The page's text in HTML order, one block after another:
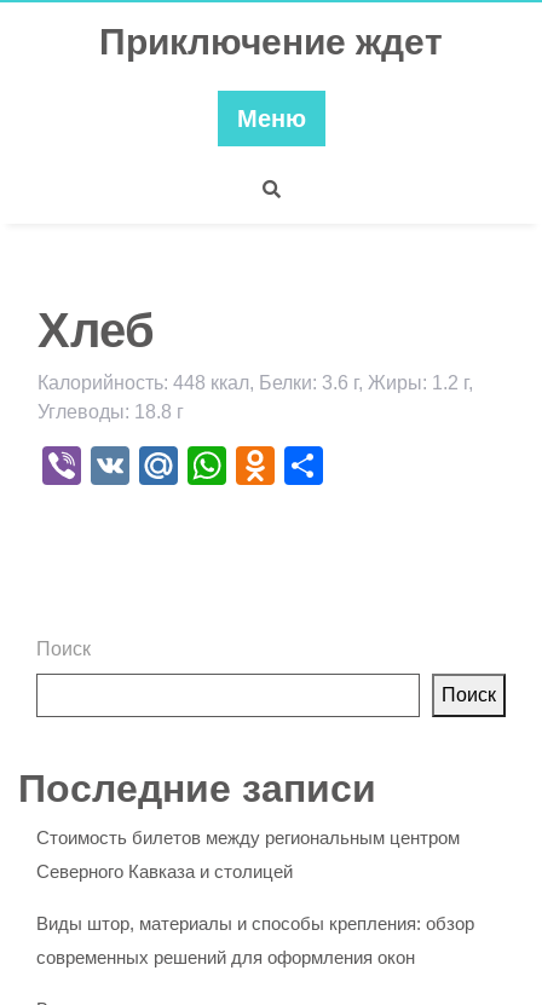
Приключение ждет
Меню
Хлеб
Калорийность: 448 ккал, Белки: 3.6 г, Жиры: 1.2 г,
Углеводы: 18.8 г
Viber
VK Mail.Ru
WhatsApp
Odnoklassniki
Поиск
Поиск
Последние записи
Стоимость билетов между региональным центром
Северного Кавказа и столицей
Виды штор, материалы и способы крепления: обзор
современных решений для оформления окон